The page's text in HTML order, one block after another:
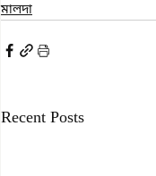
মালদা
Recent Posts